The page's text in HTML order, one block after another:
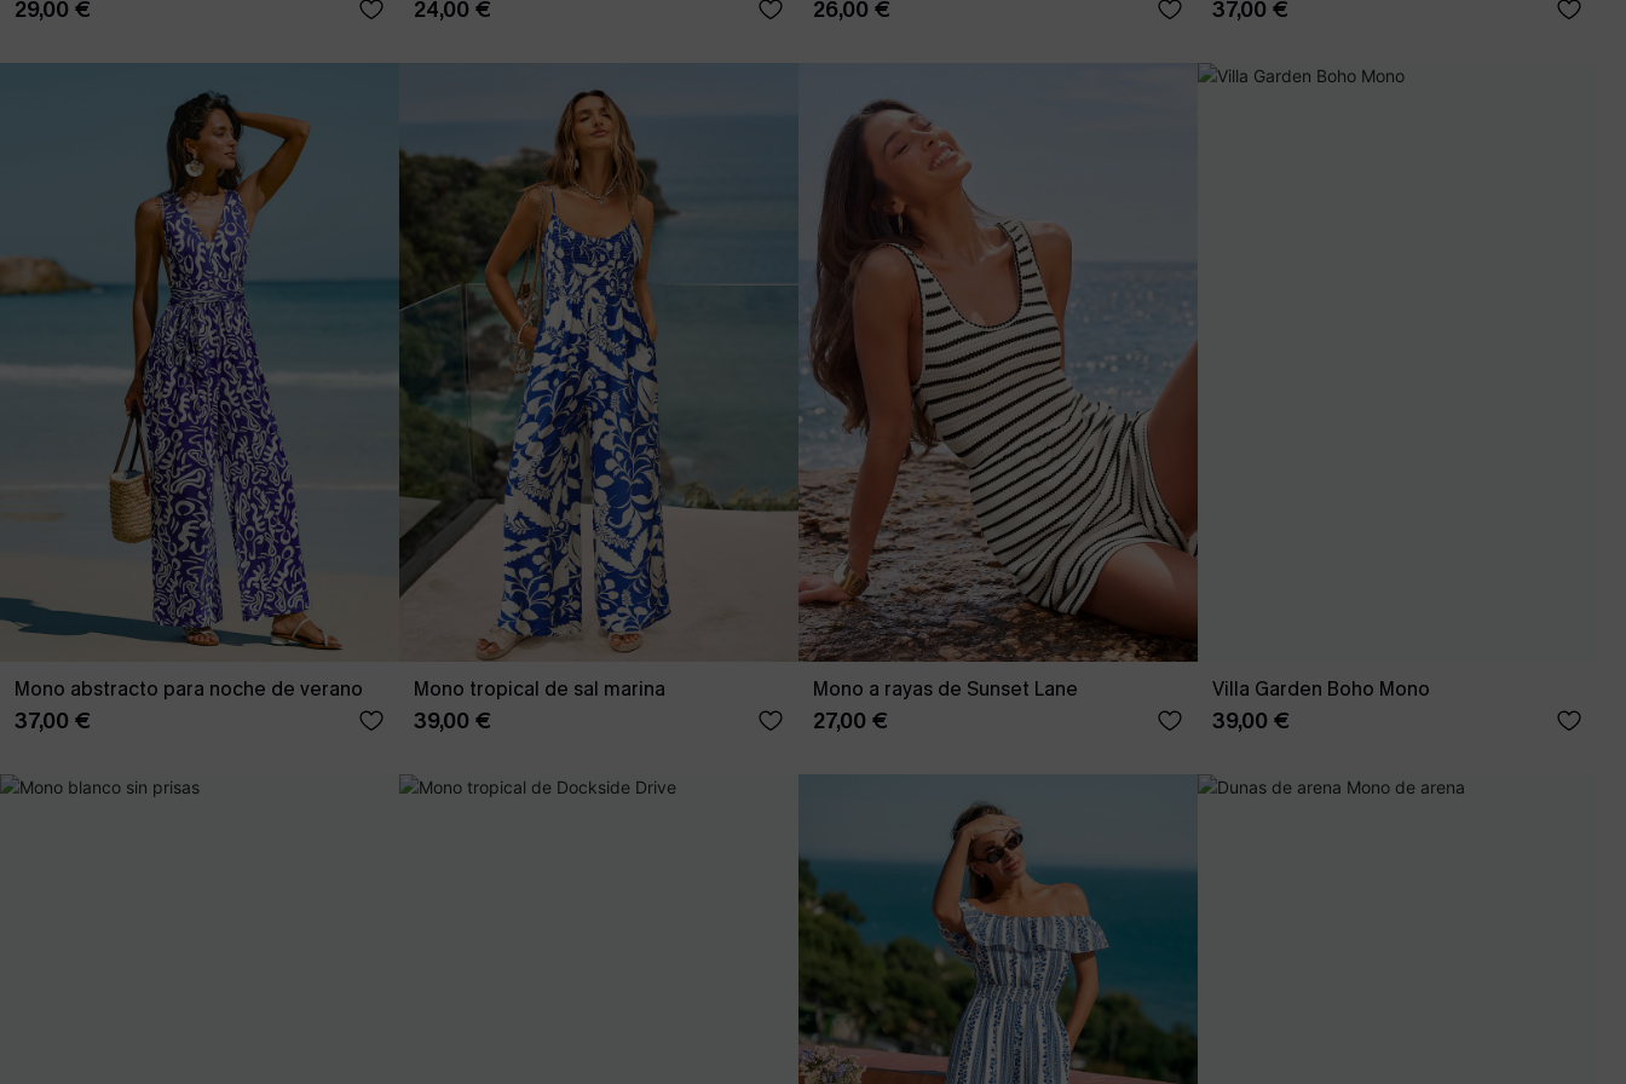
29,00 € 24,00 € 26,00 € 37,00 €
Mono abstracto para noche de verano
37,00 €
Mono tropical de sal marina
39,00 €
Mono a rayas de Sunset Lane
27,00 €
Villa Garden Boho Mono
39,00 €